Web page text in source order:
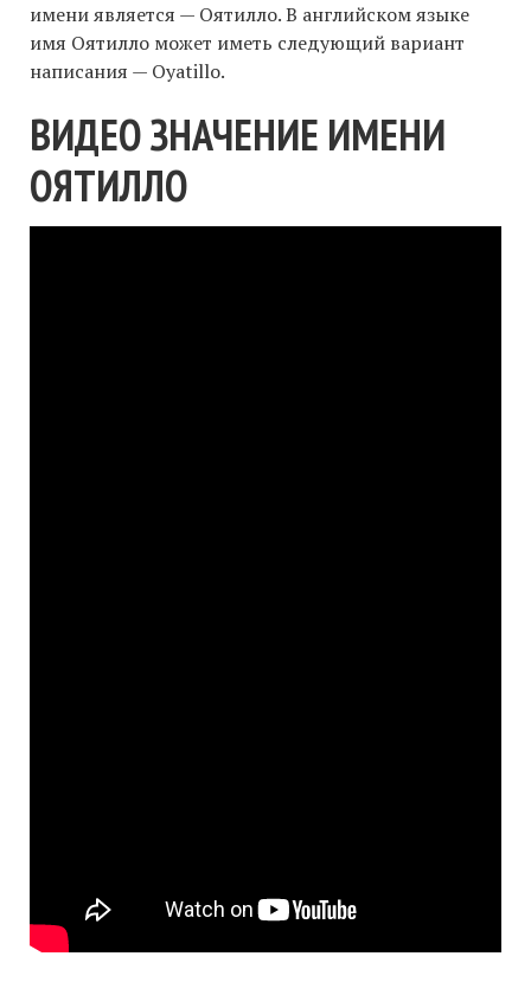
имени является — Оятилло. В английском языке
имя Оятилло может иметь следующий вариант
написания — Oyatillo.
ВИДЕО ЗНАЧЕНИЕ ИМЕНИ
ОЯТИЛЛО